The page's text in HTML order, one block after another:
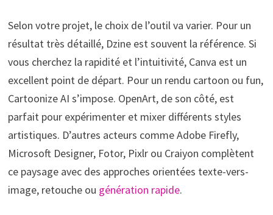
Selon votre projet, le choix de l’outil va varier. Pour un
résultat très détaillé, Dzine est souvent la référence. Si
vous cherchez la rapidité et l’intuitivité, Canva est un
excellent point de départ. Pour un rendu cartoon ou fun,
Cartoonize AI s’impose. OpenArt, de son côté, est
parfait pour expérimenter et mixer différents styles
artistiques. D’autres acteurs comme Adobe Firefly,
Microsoft Designer, Fotor, Pixlr ou Craiyon complètent
ce paysage avec des approches orientées texte-vers-
image, retouche ou génération rapide.